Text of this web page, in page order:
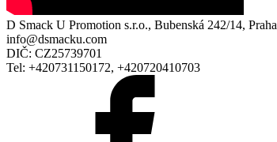
D Smack U Promotion s.r.o., Bubenská 242/14, Praha
info@dsmacku.com
DIČ: CZ25739701
Tel: +420731150172, +420720410703